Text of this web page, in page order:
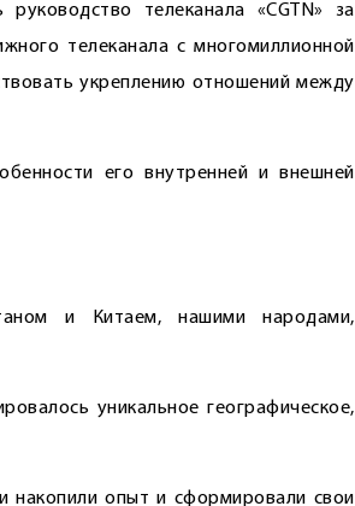
телеканала «CGTN» за
телеканала с многомиллионной
укреп­лению отношений между
его внутренней и внешней
и Китаем, нашими народами,
уникальное географическое,
накопили опыт и сформировали свои